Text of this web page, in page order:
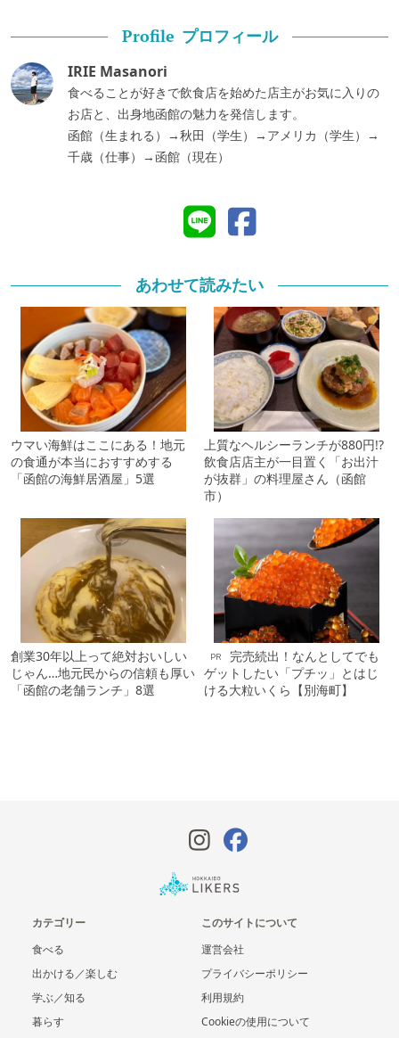
Profile プロフィール
IRIE Masanori
食べることが好きで飲食店を始めた店主がお気に入りの
お店と、出身地函館の魅力を発信します。
函館（生まれる）→秋田（学生）→アメリカ（学生）→
千歳（仕事）→函館（現在）
あわせて読みたい
ウマい海鮮はここにある！地元
の食通が本当におすすめする
「函館の海鮮居酒屋」5選
上質なヘルシーランチが880円!?
飲食店店主が一目置く「お出汁
が抜群」の料理屋さん（函館
市）
創業30年以上って絶対おいしい
じゃん…地元民からの信頼も厚い
「函館の老舗ランチ」8選
PR
完売続出！なんとしてでも
ゲットしたい「プチッ」とはじ
ける大粒いくら【別海町】
カテゴリー
食べる
出かける／楽しむ
学ぶ／知る
暮らす
このサイトについて
運営会社
プライバシーポリシー
利用規約
Cookieの使用について